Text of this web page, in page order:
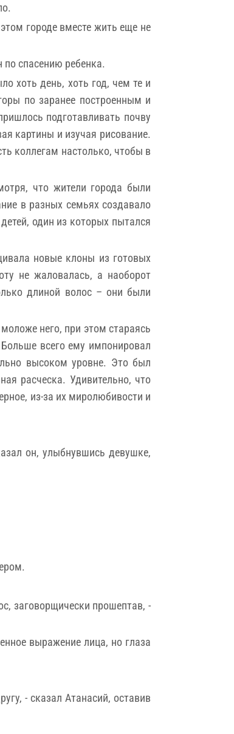
городе вместе жить еще не
спасению ребенка.
хоть день, хоть год, чем те и
по заранее построенным и
подготавливать почву
картины и изучая рисование.
коллегам настолько, чтобы в
что жители города были
в разных семьях создавало
один из которых пытался
новые клоны из готовых
не жаловалась, а наоборот
длиной волос – они были
него, при этом стараясь
всего ему импонировал
высоком уровне. Это был
расческа. Удивительно, что
из-за их миролюбивости и
он, улыбнувшись девушке,
заговорщически прошептав, -
выражение лица, но глаза
- сказал Атанасий, оставив